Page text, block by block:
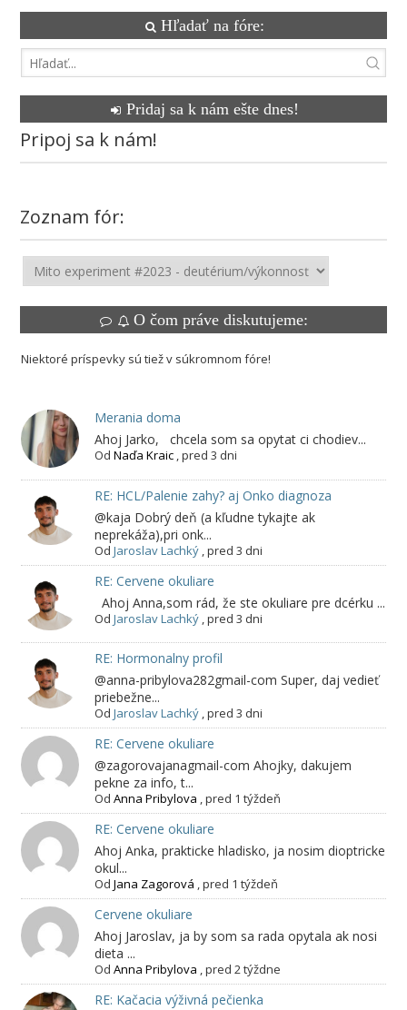
Hľadať na fóre:
Pridaj sa k nám ešte dnes!
Pripoj sa k nám!
Zoznam fór:
O čom práve diskutujeme:
Niektoré príspevky sú tiež v súkromnom fóre!
Merania doma
Ahoj Jarko, chcela som sa opytat ci chodiev...
Od Naďa Kraic,pred 3 dni
RE: HCL/Palenie zahy? aj Onko diagnoza
@kaja Dobrý deň (a kľudne tykajte ak
neprekáža),pri onk...
Od Jaroslav Lachký,pred 3 dni
RE: Cervene okuliare
Ahoj Anna,som rád, že ste okuliare pre dcérku ...
Od Jaroslav Lachký,pred 3 dni
RE: Hormonalny profil
@anna-pribylova282gmail-com Super, daj vedieť
priebežne...
Od Jaroslav Lachký,pred 3 dni
RE: Cervene okuliare
@zagorovajanagmail-com Ahojky, dakujem
pekne za info, t...
Od Anna Pribylova ,pred 1 týždeň
RE: Cervene okuliare
Ahoj Anka, prakticke hladisko, ja nosim dioptricke
okul...
Od Jana Zagorová ,pred 1 týždeň
Cervene okuliare
Ahoj Jaroslav, ja by som sa rada opytala ak nosi
dieta ...
Od Anna Pribylova ,pred 2 týždne
RE: Kačacia výživná pečienka